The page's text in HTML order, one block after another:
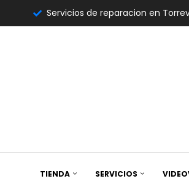
Servicios de reparacion en
TIENDA SERVICIOS